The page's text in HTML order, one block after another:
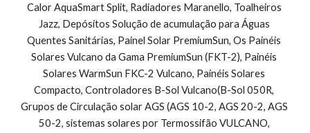
Calor AquaSmart Split, Radiadores Maranello, Toalheiros
Jazz, Depósitos Solução de acumulação para Águas
Quentes Sanitárias, Painel Solar PremiumSun, Os Painéis
Solares Vulcano da Gama PremiumSun (FKT-2), Painéis
Solares WarmSun FKC-2 Vulcano, Painéis Solares
Compacto, Controladores B-Sol Vulcano(B-Sol 050R,
Grupos de Circulação solar AGS (AGS 10-2, AGS 20-2, AGS
50-2, sistemas solares por Termossifão VULCANO,